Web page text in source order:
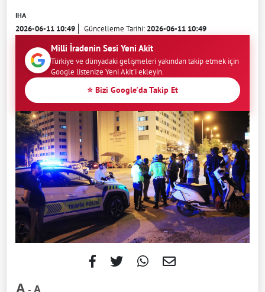
IHA
2026-06-11 10:49 Güncelleme Tarihi:2026-06-11 10:49
Milli İradenin Sesi Yeni Akit
Türkiye ve dünyadaki gelişmeleri yakından takip etmek için
Google listenize Yeni Akit'i ekleyin.
⭐ Bizi Google'da Takip Et
-